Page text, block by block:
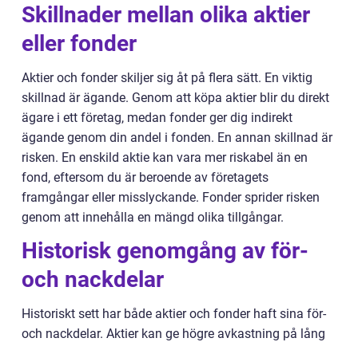
Skillnader mellan olika aktier
eller fonder
Aktier och fonder skiljer sig åt på flera sätt. En viktig
skillnad är ägande. Genom att köpa aktier blir du direkt
ägare i ett företag, medan fonder ger dig indirekt
ägande genom din andel i fonden. En annan skillnad är
risken. En enskild aktie kan vara mer riskabel än en
fond, eftersom du är beroende av företagets
framgångar eller misslyckande. Fonder sprider risken
genom att innehålla en mängd olika tillgångar.
Historisk genomgång av för-
och nackdelar
Historiskt sett har både aktier och fonder haft sina för-
och nackdelar. Aktier kan ge högre avkastning på lång